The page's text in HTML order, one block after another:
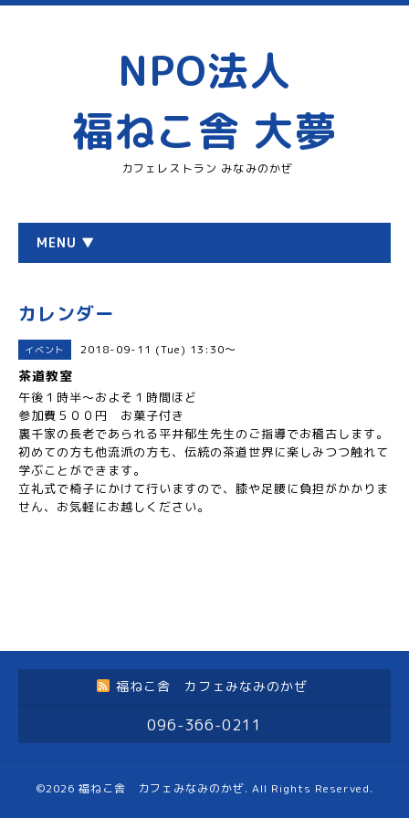
NPO法人
福ねこ舎 大夢
カフェレストラン みなみのかぜ
MENU ▼
カレンダー
イベント 2018-09-11 (Tue) 13:30～
茶道教室
午後１時半〜およそ１時間ほど
参加費５００円 お菓子付き
裏千家の長老であられる平井郁生先生のご指導でお稽古します。
初めての方も他流派の方も、伝統の茶道世界に楽しみつつ触れて
学ぶことができます。
立礼式で椅子にかけて行いますので、膝や足腰に負担がかかりま
せん、お気軽にお越しください。
福ねこ舎 カフェみなみのかぜ
096-366-0211
©2026 福ねこ舎 カフェみなみのかぜ. All Rights Reserved.